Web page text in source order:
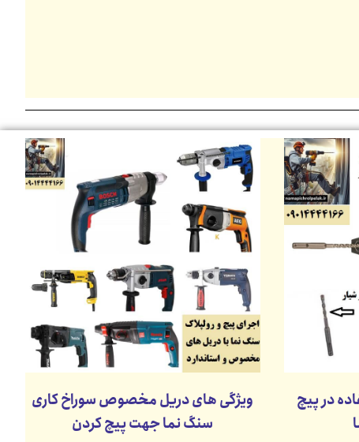
در پیچ
ویژگی های دریل مخصوص سوراخ کاری
سنگ نما جهت پیچ کردن